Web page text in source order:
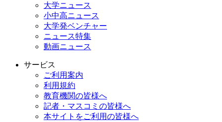
大学ニュース
小中高ニュース
大学発ベンチャー
ニュース特集
動画ニュース
サービス
ご利用案内
利用規約
教育機関の皆様へ
記者・マスコミの皆様へ
本サイトをご利用の皆様へ